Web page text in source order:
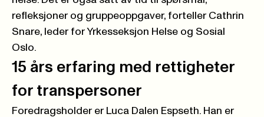
refleksjoner og gruppeoppgaver, forteller Cathrin
Snare, leder for Yrkesseksjon Helse og Sosial
Oslo.
15 års erfaring med rettigheter
for transpersoner
Foredragsholder er Luca Dalen Espseth. Han er